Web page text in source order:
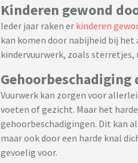
Kinderen gewond
Ieder jaar raken er kinderen
kan komen door nabijheid bij het
kindervuurwerk, zoals
Vuurwerk kan zorgen voor
voeten of gezicht. Maar het
gehoorbeschadigingen. Dit kan
maar ook door een harde knal
gevoelig voor.